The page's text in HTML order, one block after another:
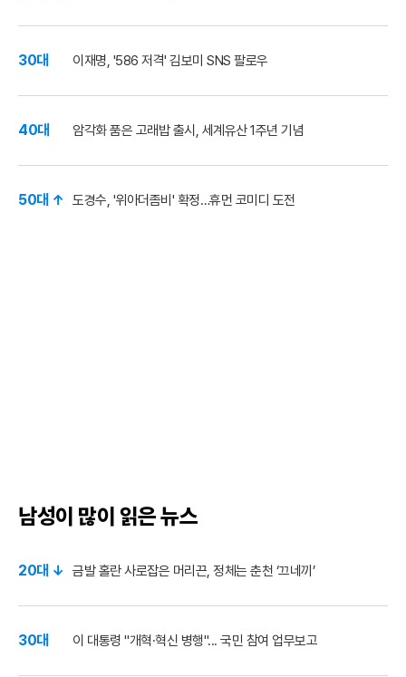
30대 이재명, '586 저격' 김보미 SNS 팔로우
40대 암각화 품은 고래밥 출시, 세계유산 1주년 기념
50대 ↑ 도경수, '위아더좀비' 확정…휴먼 코미디 도전
남성이 많이 읽은 뉴스
20대 ↓ 금발 홀란 사로잡은 머리끈, 정체는 춘천 ‘끄네끼’
30대 이 대통령 "개혁·혁신 병행"... 국민 참여 업무보고